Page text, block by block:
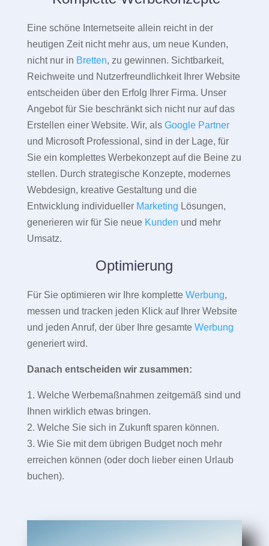
Eine schöne Internetseite allein reicht in der
heutigen Zeit nicht mehr aus, um neue Kunden,
nicht nur in Bretten, zu gewinnen. Sichtbarkeit,
Reichweite und Nutzerfreundlichkeit Ihrer Website
entscheiden über den Erfolg Ihrer Firma. Unser
Angebot für Sie beschränkt sich nicht nur auf das
Erstellen einer Website. Wir, als Google Partner
und Microsoft Professional, sind in der Lage, für
Sie ein komplettes Werbekonzept auf die Beine zu
stellen. Durch strategische Konzepte, modernes
Webdesign, kreative Gestaltung und die
Entwicklung individueller Marketing Lösungen,
generieren wir für Sie neue Kunden und mehr
Umsatz.
Optimierung
Für Sie optimieren wir Ihre komplette Werbung,
messen und tracken jeden Klick auf Ihrer Website
und jeden Anruf, der über Ihre gesamte Werbung
generiert wird.
Danach entscheiden wir zusammen:
1. Welche Werbemaßnahmen zeitgemäß sind und
Ihnen wirklich etwas bringen.
2. Welche Sie sich in Zukunft sparen können.
3. Wie Sie mit dem übrigen Budget noch mehr
erreichen können (oder doch lieber einen Urlaub
buchen).